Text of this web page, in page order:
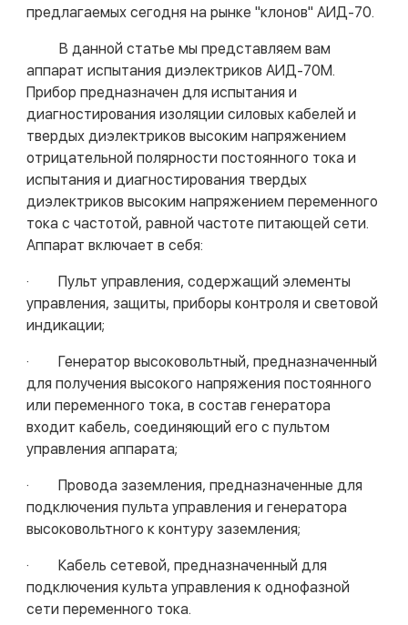
предлагаемых сегодня на рынке "клонов" АИД-70.
В данной статье мы представляем вам
аппарат испытания диэлектриков АИД-70М.
Прибор предназначен для испытания и
диагностирования изоляции силовых кабелей и
твердых диэлектриков высоким напряжением
отрицательной полярности постоянного тока и
испытания и диагностирования твердых
диэлектриков высоким напряжением переменного
тока с частотой, равной частоте питающей сети.
Аппарат включает в себя:
· Пульт управления, содержащий элементы
управления, защиты, приборы контроля и световой
индикации;
· Генератор высоковольтный, предназначенный
для получения высокого напряжения постоянного
или переменного тока, в состав генератора
входит кабель, соединяющий его с пультом
управления аппарата;
· Провода заземления, предназначенные для
подключения пульта управления и генератора
высоковольтного к контуру заземления;
· Кабель сетевой, предназначенный для
подключения культа управления к однофазной
сети переменного тока.